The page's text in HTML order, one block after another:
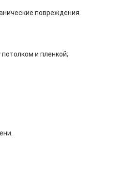
повреждения.
и пленкой;